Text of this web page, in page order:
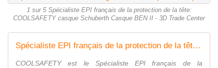
1 sur 5 Spécialiste EPI français de la protection de la tête:
COOLSAFETY casque Schuberth Casque BEN II - 3D Trade Center
Spécialiste EPI français de la protection de la tête: COOLSAFETY - casque Scott Protector 300 Blanc - 3D Trade Center
COOLSAFETY est le Spécialiste EPI français de la